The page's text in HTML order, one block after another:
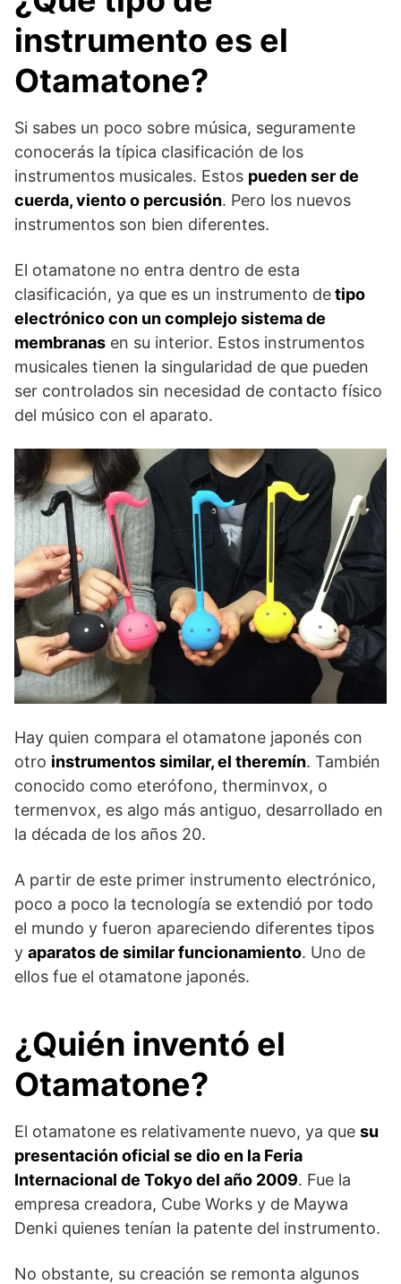
instrumento es el
Otamatone?
Si sabes un poco sobre música, seguramente
conocerás la típica clasificación de los
instrumentos musicales. Estos pueden ser de
cuerda, viento o percusión. Pero los nuevos
instrumentos son bien diferentes.
El otamatone no entra dentro de esta
clasificación, ya que es un instrumento detipo
electrónico con un complejo sistema de
membranas en su interior. Estos instrumentos
musicales tienen la singularidad de que pueden
ser controlados sin necesidad de contacto físico
del músico con el aparato.
Hay quien compara el otamatone japonés con
otro instrumentos similar, el theremín. También
conocido como eterófono, therminvox, o
termenvox, es algo más antiguo, desarrollado en
la década de los años 20.
A partir de este primer instrumento electrónico,
poco a poco la tecnología se extendió por todo
el mundo y fueron apareciendo diferentes tipos
y aparatos de similar funcionamiento. Uno de
ellos fue el otamatone japonés.
¿Quién inventó el
Otamatone?
El otamatone es relativamente nuevo, ya que su
presentación oficial se dio en la Feria
Internacional de Tokyo del año 2009. Fue la
empresa creadora, Cube Works y de Maywa
Denki quienes tenían la patente del instrumento.
No obstante, su creación se remonta algunos